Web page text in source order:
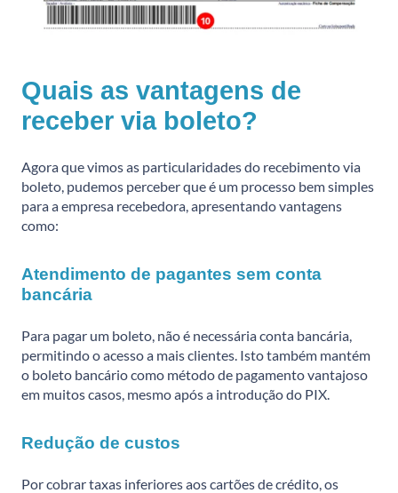
Quais as vantagens de
receber via boleto?
Agora que vimos as particularidades do recebimento via
boleto, pudemos perceber que é um processo bem simples
para a empresa recebedora, apresentando vantagens
como:
Atendimento de pagantes sem conta
bancária
Para pagar um boleto, não é necessária conta bancária,
permitindo o acesso a mais clientes. Isto também mantém
o boleto bancário como método de pagamento vantajoso
em muitos casos, mesmo após a introdução do PIX.
Redução de custos
Por cobrar taxas inferiores aos cartões de crédito, os